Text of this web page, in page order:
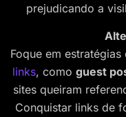
prejudicando a
Foque em
links, como guest
sites queiram
Conquistar links de